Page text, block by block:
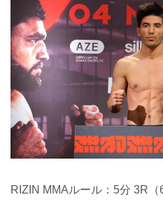
RIZIN MMAルール：5分 3R（